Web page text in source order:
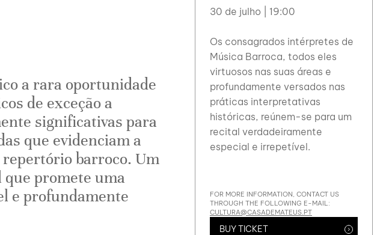
a rara oportunidade
de exceção a
significativas para
que evidenciam a
barroco. Um
promete uma
e profundamente
30 de julho | 19:00
Os consagrados intérpretes de
Música Barroca, todos eles
virtuosos nas suas áreas e
profundamente versados nas
práticas interpretativas
históricas, reúnem-se para um
recital verdadeiramente
especial e irrepetível.
FOR MORE INFORMATION, CONTACT US
THROUGH THE FOLLOWING E-MAIL:
CULTURA@CASADEMATEUS.PT
BUY TICKET